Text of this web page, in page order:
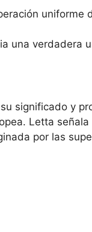
uniforme
una verdadera
significado y
Letta
por las